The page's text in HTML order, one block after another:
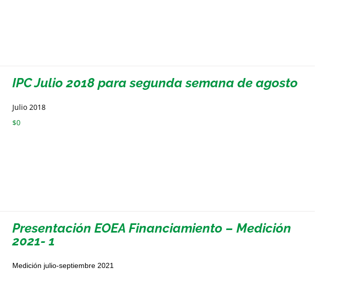
IPC Julio 2018 para segunda semana de agosto
Julio 2018
$0
Presentación EOEA Financiamiento – Medición
2021- 1
Medición julio-septiembre 2021